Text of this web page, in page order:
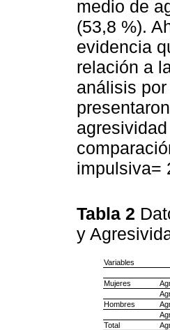
medio de
(53,8 %).
evidencia
relación a
análisis
impulsiva=
Tabla 2
y
Variables
Mujeres
Hombres
Total